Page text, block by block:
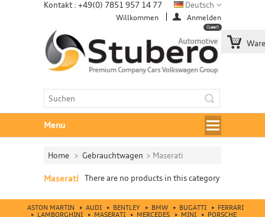
Kontakt : +49(0) 7851 957 14 77
(Leer)
Willkommen Anmelden
Deutsch
Menu
Home > Gebrauchtwagen > Maserati
Maserati There are no products in this category
ASTON MARTIN AUDI BENTLEY BMW BUGATTI
FERRARI
LAMBORGHINI
MASERATI MERCEDES MINI
PORSCHE